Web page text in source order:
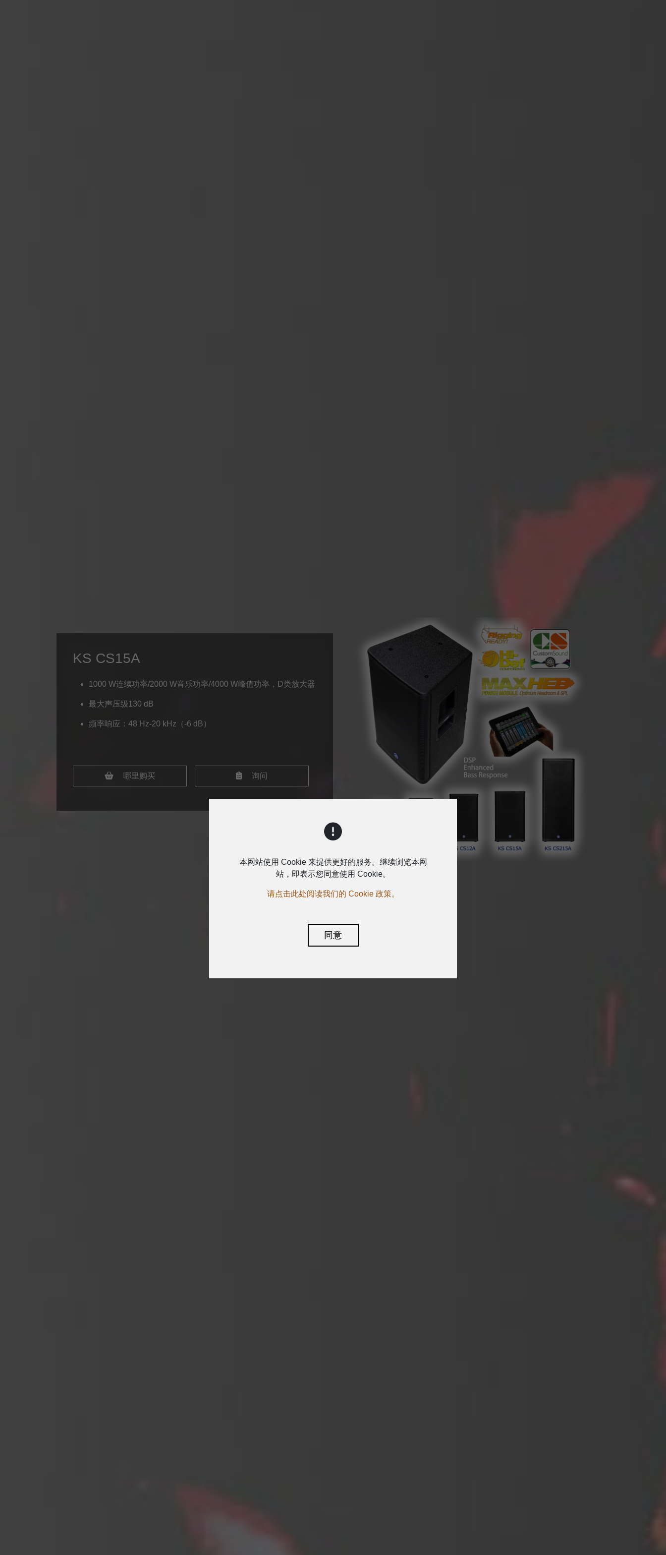
KS CS15A
1000 W连续功率/2000 W音乐功率/4000 W峰值功率，D类放大器
最大声压级130 dB
频率响应：48 Hz-20 kHz（-6 dB）
哪里购买 询问
本网站使用 Cookie 来提供更好的服务。继续浏览本网
站，即表示您同意使用 Cookie。
请点击此处阅读我们的 Cookie 政策。
同意